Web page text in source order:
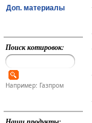
Доп. материалы
Поиск котировок:
Например: Газпром